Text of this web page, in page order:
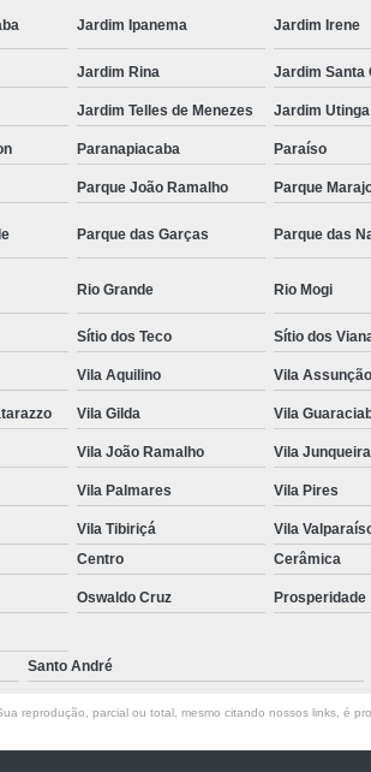
Jardim Ipanema Jardim Irene
Jardim Rina Jardim Santa
Jardim Telles de Menezes Jardim Utinga
Paranapiacaba Paraíso
Parque João Ramalho Parque
Parque das Garças Parque das
Rio Grande Rio Mogi
Sítio dos Teco Sítio dos
Vila Aquilino Vila Assunção
Vila Gilda Vila
Vila João Ramalho Vila Junqueira
Vila Palmares Vila Pires
Vila Tibiriçá Vila
Centro Cerâmica
Oswaldo Cruz Prosperidade
Santo André
reprodução, parcial ou total, mesmo citando nossos links, é